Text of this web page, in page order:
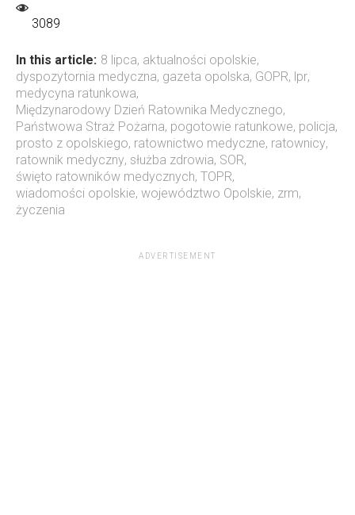
3089
In this article: 8 lipca, aktualności opolskie,
dyspozytornia medyczna, gazeta opolska, GOPR, lpr,
medycyna ratunkowa,
Międzynarodowy Dzień Ratownika Medycznego,
Państwowa Straż Pożarna, pogotowie ratunkowe, policja,
prosto z opolskiego, ratownictwo medyczne, ratownicy,
ratownik medyczny, służba zdrowia, SOR,
święto ratowników medycznych, TOPR,
wiadomości opolskie, województwo Opolskie, zrm,
życzenia
ADVERTISEMENT